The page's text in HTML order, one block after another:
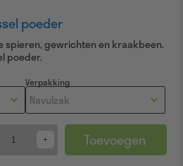
poeder
spieren, gewrichten en kraakbeen.
poeder.
Verpakking
Toevoegen